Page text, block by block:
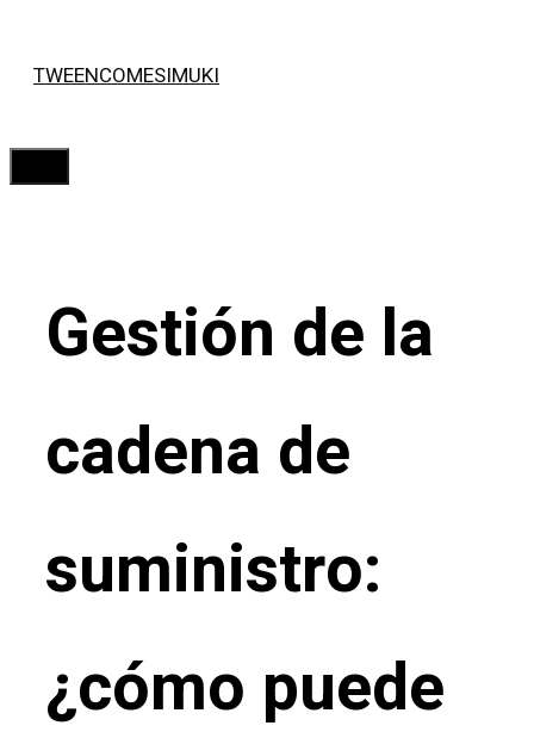
TWEENCOMESIMUKI
Gestión de la
cadena de
suministro:
¿cómo puede